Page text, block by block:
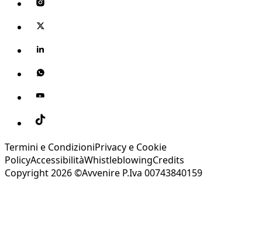
Termini e CondizioniPrivacy e Cookie
PolicyAccessibilitàWhistleblowingCredits
Copyright 2026 ©Avvenire P.Iva 00743840159